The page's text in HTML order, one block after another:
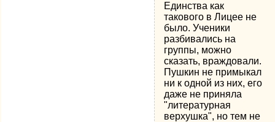
Единства как
такового в Лицее не
было. Ученики
разбивались на
группы, можно
сказать, враждовали.
Пушкин не примыкал
ни к одной из них, его
даже не приняла
"литературная
верхушка", но тем не